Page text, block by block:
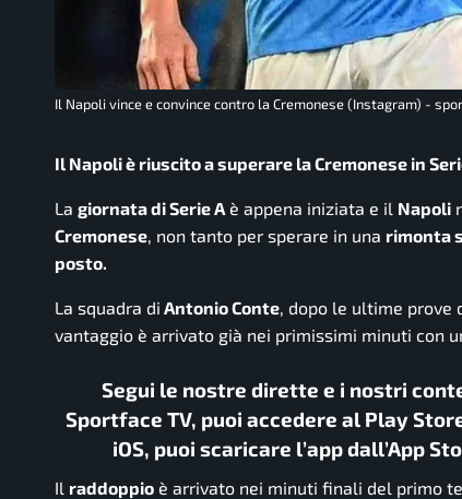
Il Napoli vince e convince contro la Cremonese (Instagram) -
Il Napoli è riuscito a superare la Cremonese in
La giornata di Serie A è appena iniziata e il Napoli
Cremonese, non tanto per sperare in una rimonta
posto.
La squadra di Antonio Conte, dopo le ultime prove
vantaggio è arrivato già nei primissimi minuti con
Segui le nostre dirette e i nostri
Sportface TV, puoi accedere al Play
iOS, puoi scaricare l’app dall’App
Il raddoppio è arrivato nei minuti finali del primo